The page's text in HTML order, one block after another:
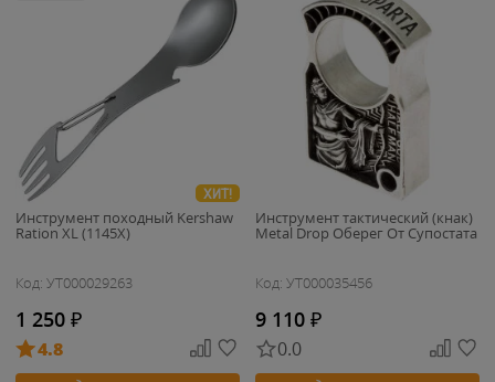
ХИТ!
Инструмент походный Kershaw
Ration XL (1145X)
Код: УТ000029263
1 250 ₽
4.8
Инструмент тактический (кнак)
Metal Drop Оберег От Супостата
Код: УТ000035456
9 110 ₽
0.0